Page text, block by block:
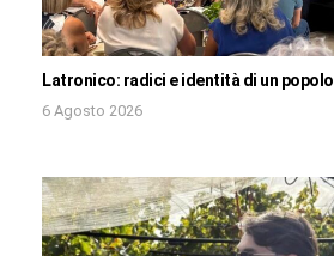
Latronico: radici e identità di un popolo
6 Agosto 2026